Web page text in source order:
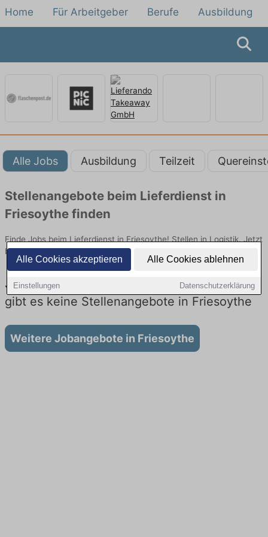
Alle Cookies akzeptieren Alle Cookies ablehnen
Einstellungen Datenschutzerklärung
Home Für Arbeitgeber Berufe Ausbildung
Alle Jobs Ausbildung Teilzeit
Stellenangebote beim Lieferdienst in
Friesoythe finden
Finde Jobs beim Lieferdienst in Friesoythe! Stellen in Logistik. Jetzt
bewerben!
Jobs beim Lieferdienst in Friesoythe: Aktuell
gibt es keine Stellenangebote in Friesoythe
Weitere Jobangebote in Friesoythe